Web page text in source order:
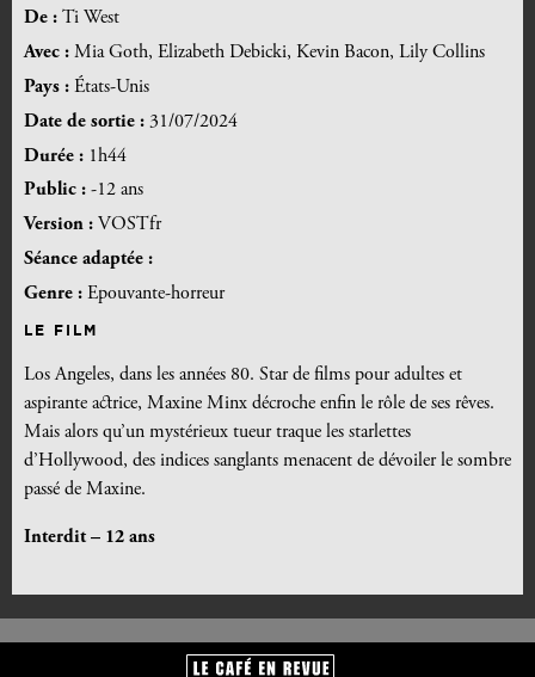
De : Ti West
Avec : Mia Goth, Elizabeth Debicki, Kevin Bacon, Lily Collins
Pays : États-Unis
Date de sortie : 31/07/2024
Durée : 1h44
Public : -12 ans
Version : VOSTfr
Séance adaptée :
Genre : Epouvante-horreur
LE FILM
Los Angeles, dans les années 80. Star de films pour adultes et
aspirante actrice, Maxine Minx décroche enfin le rôle de ses rêves.
Mais alors qu’un mystérieux tueur traque les starlettes
d’Hollywood, des indices sanglants menacent de dévoiler le sombre
passé de Maxine.
Interdit – 12 ans